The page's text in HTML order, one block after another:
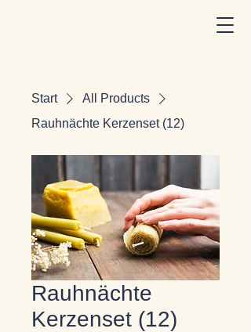
Start
All Products
Rauhnächte Kerzenset (12)
Rauhnächte
Kerzenset (12)